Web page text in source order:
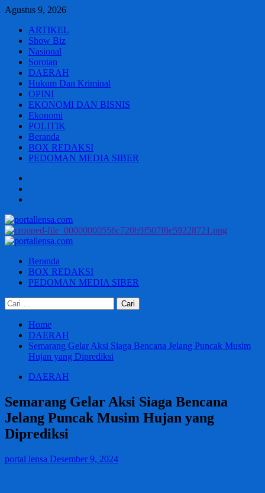
Skip
content
Agustus 9, 2026
ARTIKEL
Show Biz
Nasional
Sorotan
DAERAH
Hukum Dan Kriminal
OPINI
EKONOMI DAN BISNIS
Ekonomi
POLITIK
Beranda
BOX REDAKSI
PEDOMAN MEDIA SIBER
SIBER
Primary
Beranda
BOX REDAKSI
PEDOMAN MEDIA SIBER
Cari
untuk:
Home
DAERAH
Semarang Gelar Aksi Siaga Bencana Jelang Puncak Musim
Hujan yang Diprediksi
DAERAH
Semarang Gelar Aksi Siaga Bencana
Jelang Puncak Musim Hujan yang
Diprediksi
portal lensa Desember 9, 2024